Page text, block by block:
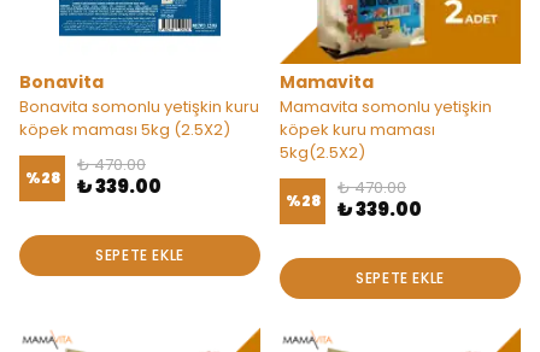
Bonavita
Bonavita somonlu yetişkin kuru
köpek maması 5kg (2.5X2)
%28
₺ 470.00
₺ 339.00
SEPETE EKLE
Mamavita
Mamavita somonlu yetişkin
köpek kuru maması
5kg(2.5X2)
%28
₺ 470.00
₺ 339.00
SEPETE EKLE